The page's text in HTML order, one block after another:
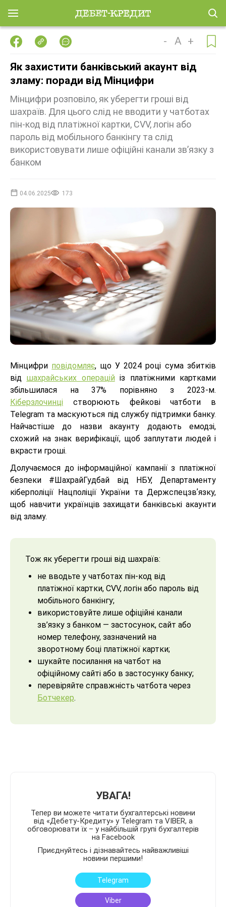
- A +
Як захистити банківський акаунт від
зламу: поради від Мінцифри
Мінцифри розповіло, як уберегти гроші від
шахраїв. Для цього слід не вводити у чатботах
пін-код від платіжної картки, CVV, логін або
пароль від мобільного банкінгу та слід
використовувати лише офіційні канали зв’язку з
банком
04.06.2025 173
Мінцифри повідомляє, що У 2024 році сума збитків
від шахрайських операційіз платіжними картками
збільшилася на 37% порівняно з 2023-м.
Кіберзлочинці створюють фейкові чатботи в
Telegram та маскуються під службу підтримки банку.
Найчастіше до назви акаунту додають емодзі,
схожий на знак верифікації, щоб заплутати людей і
вкрасти гроші.
Долучаємося до інформаційної кампанії з платіжної
безпеки #ШахрайГудбай від НБУ, Департаменту
кіберполіції Нацполіції України та Держспецзвʼязку,
щоб навчити українців захищати банківські акаунти
від зламу.
Тож як уберегти гроші від шахраїв:
не вводьте у чатботах пін-код від
платіжної картки, CVV, логін або пароль від
мобільного банкінгу;
використовуйте лише офіційні канали
зв’язку з банком — застосунок, сайт або
номер телефону, зазначений на
зворотному боці платіжної картки;
шукайте посилання на чатбот на
офіційному сайті або в застосунку банку;
перевіряйте справжність чатбота через
Ботчекер.
УВАГА!
Тепер ви можете читати бухгалтерські новини
від «Дебету-Кредиту» у Telegram та VIBER, а
обговорювати їх – у найбільшій групі бухгалтерів
на Facebook
Приєднуйтесь і дізнавайтесь найважливіші
новини першими!
Telegram
Viber